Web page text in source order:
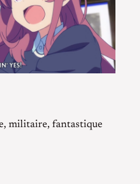
militaire, fantastique